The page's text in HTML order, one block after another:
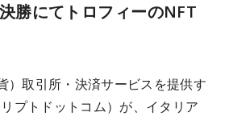
勝にてトロフィーのNFT
）取引所・決済サービスを提供す
プトドットコム）が、イタリア